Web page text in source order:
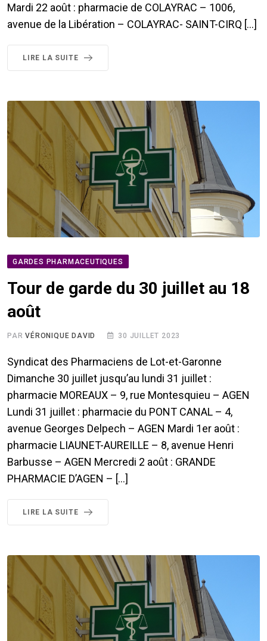
Mardi 22 août : pharmacie de COLAYRAC – 1006,
avenue de la Libération – COLAYRAC- SAINT-CIRQ […]
LIRE LA SUITE
GARDES PHARMACEUTIQUES
Tour de garde du 30 juillet au 18
août
PARVÉRONIQUE DAVID 30 JUILLET 2023
Syndicat des Pharmaciens de Lot-et-Garonne
Dimanche 30 juillet jusqu’au lundi 31 juillet :
pharmacie MOREAUX – 9, rue Montesquieu – AGEN
Lundi 31 juillet : pharmacie du PONT CANAL – 4,
avenue Georges Delpech – AGEN Mardi 1er août :
pharmacie LIAUNET-AUREILLE – 8, avenue Henri
Barbusse – AGEN Mercredi 2 août : GRANDE
PHARMACIE D’AGEN – […]
LIRE LA SUITE